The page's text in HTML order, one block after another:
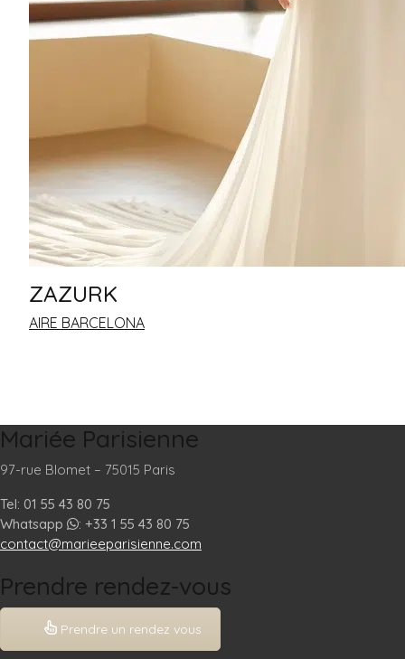
ZAZURK
AIRE BARCELONA
Mariée Parisienne
97-rue Blomet – 75015 Paris
Tel: 01 55 43 80 75
Whatsapp
: +33 1 55 43 80 75
contact@marieeparisienne.com
Prendre rendez-vous
Prendre un rendez vous